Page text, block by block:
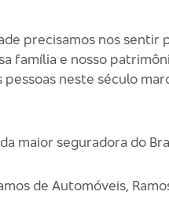
precisamos nos
família e nosso
pessoas neste século
maior seguradora do
de Automóveis,